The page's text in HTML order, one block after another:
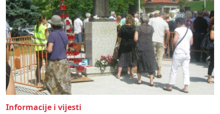
Informacije i vijesti